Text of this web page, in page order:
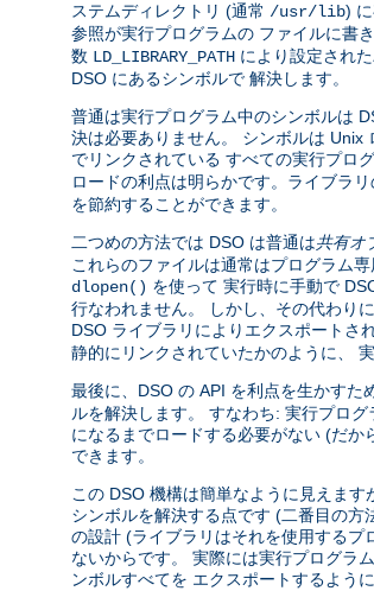
ステムディレクトリ (通常 /usr/lib)
参照が実行プログラムの ファイルに書
数 LD_LIBRARY_PATH により設定され
DSO にあるシンボルで 解決します。
普通は実行プログラム中のシンボルは
決は必要ありません。 シンボルは Unix
でリンクされている すべての実行プロ
ロードの利点は明らかです。ライブラ
を節約することができます。
二つめの方法では DSO は普通は共有オ
これらのファイルは通常はプログラム
dlopen() を使って 実行時に手動で
行なわれません。 しかし、その代わり
DSO ライブラリによりエクスポートさ
静的にリンクされていたかのように、
最後に、DSO の API を利点を生かすた
ルを解決します。 すなわち: 実行プロ
になるまでロードする必要がない (だ
できます。
この DSO 機構は簡単なように見えま
シンボルを解決する点です (二番目の
の設計 (ライブラリはそれを使用する
ないからです。 実際には実行プログラ
ンボルすべてを エクスポートするよう